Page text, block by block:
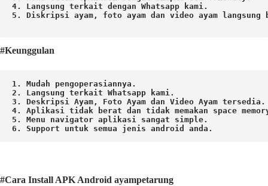
4. Langsung terkait dengan Whatsapp kami.
5. Diskripsi ayam, foto ayam dan video ayam
#Keunggulan
1. Mudah pengoperasiannya.
2. Langsung terkait Whatsapp kami.
3. Deskripsi Ayam, Foto Ayam dan Video Ayam tersedia.
4. Aplikasi tidak berat dan tidak memakan space
5. Menu navigator aplikasi sangat simple.
6. Support untuk semua jenis android anda.
#Cara Install APK Android ayampetarung